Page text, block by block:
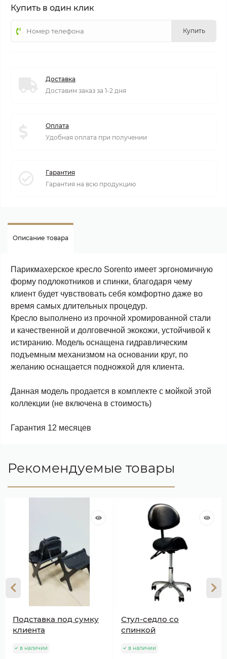
Купить в один клик
Купить
Доставка
Доставим заказ за 1-2 дня
Оплата
Удобная оплата при получении
Гарантия
Гарантия на всю продукцию
Описание товара
Парикмахерское кресло Sorento имеет эргономичную
форму подлокотников и спинки, благодаря чему
клиент будет чувствовать себя комфортно даже во
время самых длительных процедур.
Кресло выполнено из прочной хромированной стали
и качественной и долговечной экокожи, устойчивой к
истиранию. Модель оснащена гидравлическим
подъемным механизмом на основании круг, по
желанию оснащается подножкой для клиента.
Данная модель продается в комплекте с мойкой этой
коллекции (не включена в стоимость)
Гарантия 12 месяцев
Рекомендуемые товары
Подставка под сумку
клиента
в наличии
Стул-седло со
спинкой
в наличии